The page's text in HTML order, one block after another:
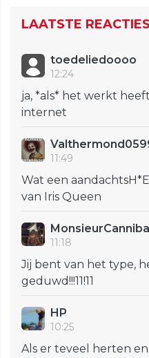
LAATSTE REACTIES
toedeliedoooo
12:24
ja, *als* het werkt
internet
11:49
Wat een
van Iris Queen
11:18
Jij bent van het type,
geduwd!!!11!11
HP
10:25
Als er teveel herten